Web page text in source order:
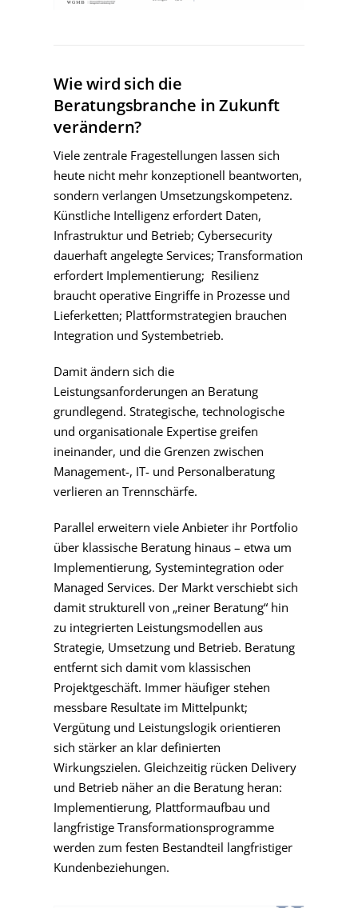
Wie wird sich die
Beratungsbranche in Zukunft
verändern?
Viele zentrale Fragestellungen lassen sich
heute nicht mehr konzeptionell beantworten,
sondern verlangen Umsetzungskompetenz.
Künstliche Intelligenz erfordert Daten,
Infrastruktur und Betrieb; Cybersecurity
dauerhaft angelegte Services; Transformation
erfordert Implementierung; Resilienz
braucht operative Eingriffe in Prozesse und
Lieferketten; Plattformstrategien brauchen
Integration und Systembetrieb.
Damit ändern sich die
Leistungsanforderungen an Beratung
grundlegend. Strategische, technologische
und organisationale Expertise greifen
ineinander, und die Grenzen zwischen
Management-, IT- und Personalberatung
verlieren an Trennschärfe.
Parallel erweitern viele Anbieter ihr Portfolio
über klassische Beratung hinaus – etwa um
Implementierung, Systemintegration oder
Managed Services. Der Markt verschiebt sich
damit strukturell von „reiner Beratung“ hin
zu integrierten Leistungsmodellen aus
Strategie, Umsetzung und Betrieb. Beratung
entfernt sich damit vom klassischen
Projektgeschäft. Immer häufiger stehen
messbare Resultate im Mittelpunkt;
Vergütung und Leistungslogik orientieren
sich stärker an klar definierten
Wirkungszielen. Gleichzeitig rücken Delivery
und Betrieb näher an die Beratung heran:
Implementierung, Plattformaufbau und
langfristige Transformationsprogramme
werden zum festen Bestandteil langfristiger
Kundenbeziehungen.